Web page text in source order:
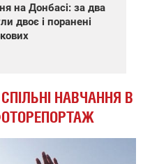
на Донбасі: за два
двоє і поранені
НАВЧАННЯ В